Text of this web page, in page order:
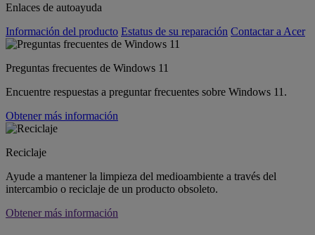
Enlaces de autoayuda
Información del producto Estatus de su reparación Contactar a Acer
Preguntas frecuentes de Windows 11
Encuentre respuestas a preguntar frecuentes sobre Windows 11.
Obtener más información
Reciclaje
Ayude a mantener la limpieza del medioambiente a través del
intercambio o reciclaje de un producto obsoleto.
Obtener más información